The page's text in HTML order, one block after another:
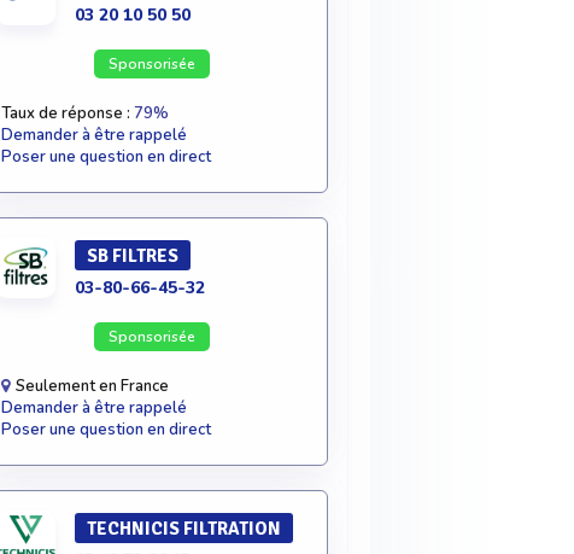
03 20 10 50 50
Sponsorisée
Taux de réponse : 79%
Demander à être rappelé
Poser une question en direct
SB FILTRES
03-80-66-45-32
Sponsorisée
Seulement en France
Demander à être rappelé
Poser une question en direct
TECHNICIS FILTRATION